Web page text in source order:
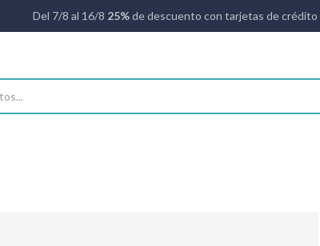
Del 7/8 al 16/8 25%de descuento con tarjetas de crédito